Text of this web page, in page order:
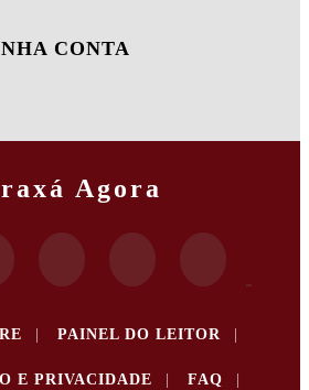
CONTA
PAINEL DO LEITOR
E PRIVACIDADE FAQ